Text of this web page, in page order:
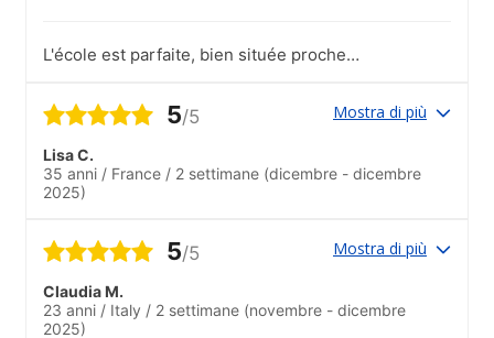
L'école est parfaite, bien située proche
nationalités en provenance du monde
culturel pour chacun des élèves.
5/5 Mostra di più
Lisa C.
35 anni / France / 2 settimane (dicembre - dicembre
2025)
5/5 Mostra di più
Claudia M.
23 anni / Italy / 2 settimane (novembre - dicembre
2025)